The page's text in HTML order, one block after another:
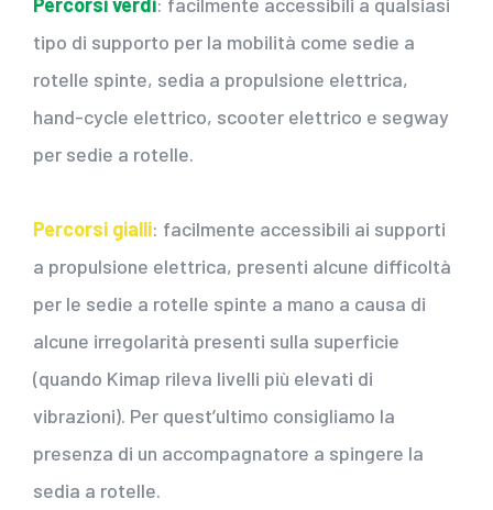
tipo di supporto per la mobilità come sedie a
rotelle spinte, sedia a propulsione elettrica,
hand-cycle elettrico, scooter elettrico e segway
per sedie a rotelle.
Percorsi gialli: facilmente accessibili ai supporti
a propulsione elettrica, presenti alcune difficoltà
per le sedie a rotelle spinte a mano a causa di
alcune irregolarità presenti sulla superficie
(quando Kimap rileva livelli più elevati di
vibrazioni). Per quest’ultimo consigliamo la
presenza di un accompagnatore a spingere la
sedia a rotelle.